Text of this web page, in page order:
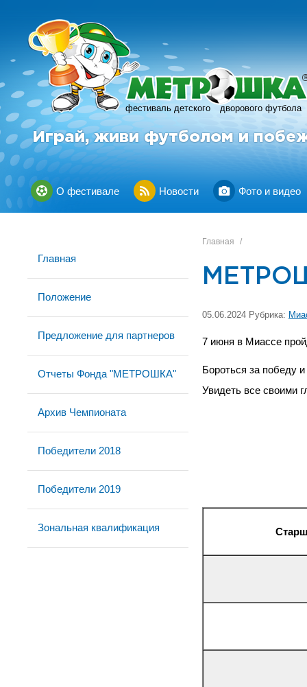
фестиваль детского дворового футбола
R
Играй, живи футболом и
О фестивале Новости Фото и видео
Главная
Положение
Предложение для партнеров
Отчеты Фонда "МЕТРОШКА"
Архив Чемпионата
Победители 2018
Победители 2019
Зональная квалификация
Главная /
05.06.2024 Рубрика:
7 июня в Миассе
Бороться за победу
Увидеть все своими